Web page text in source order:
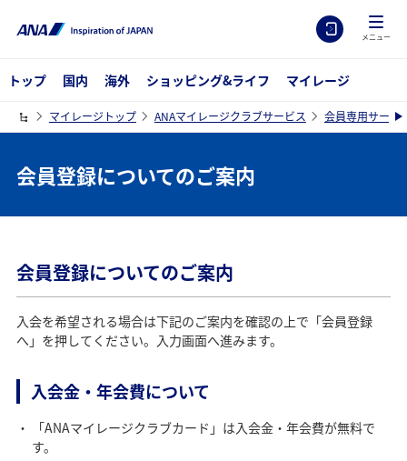
メニュー
トップ 国内 海外 ショッピング&ライフ マイレージ
マイレージトップ ANAマイレージクラブサービス 会員専用サービ
会員登録についてのご案内
会員登録についてのご案内
入会を希望される場合は下記のご案内を確認の上で「会員登録
へ」を押してください。入力画面へ進みます。
入会金・年会費について
「ANAマイレージクラブカード」は入会金・年会費が無料で
す。